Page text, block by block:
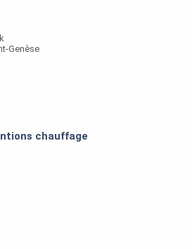
Genèse
chauffage